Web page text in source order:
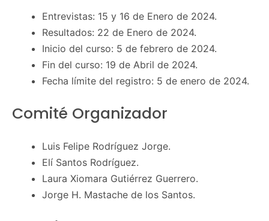
Entrevistas: 15 y 16 de Enero de 2024.
Resultados: 22 de Enero de 2024.
Inicio del curso: 5 de febrero de 2024.
Fin del curso: 19 de Abril de 2024.
Fecha límite del registro: 5 de enero de 2024.
Comité Organizador
Luis Felipe Rodríguez Jorge.
Elí Santos Rodríguez.
Laura Xiomara Gutiérrez Guerrero.
Jorge H. Mastache de los Santos.